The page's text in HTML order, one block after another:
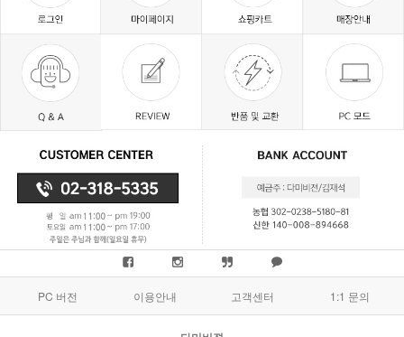
PC 버전 이용안내 고객센터 1:1 문의